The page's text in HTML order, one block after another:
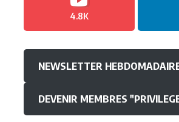
4.8K
NEWSLETTER
DEVENIR MEMBRES